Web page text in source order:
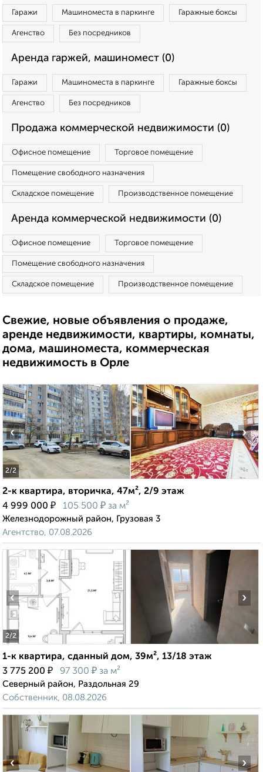
Гаражи Машиноместа в паркинге Гаражные боксы
Агенство Без посредников
Аренда гаржей, машиномест (0)
Гаражи Машиноместа в паркинге Гаражные боксы
Агенство Без посредников
Продажа коммерческой недвижимости (0)
Офисное помещение Торговое помещение
Помещение свободного назначения
Складское помещение Производственное помещение
Аренда коммерческой недвижимости (0)
Офисное помещение Торговое помещение
Помещение свободного назначения
Складское помещение Производственное помещение
Свежие, новые объявления о продаже,
аренде недвижимости, квартиры, комнаты,
дома, машиноместа, коммерческая
недвижимость в Орле
2/2
‹ ›
2-к квартира, вторичка, 47м², 2/9 этаж
4 999 000 ₽ 105 500 ₽ за м²
Железнодорожный район, Грузовая 3
Агентство, 07.08.2026
2/2
‹ ›
1-к квартира, сданный дом, 39м², 13/18 этаж
3 775 200 ₽ 97 300 ₽ за м²
Северный район, Раздольная 29
Собственник, 08.08.2026
‹ ›